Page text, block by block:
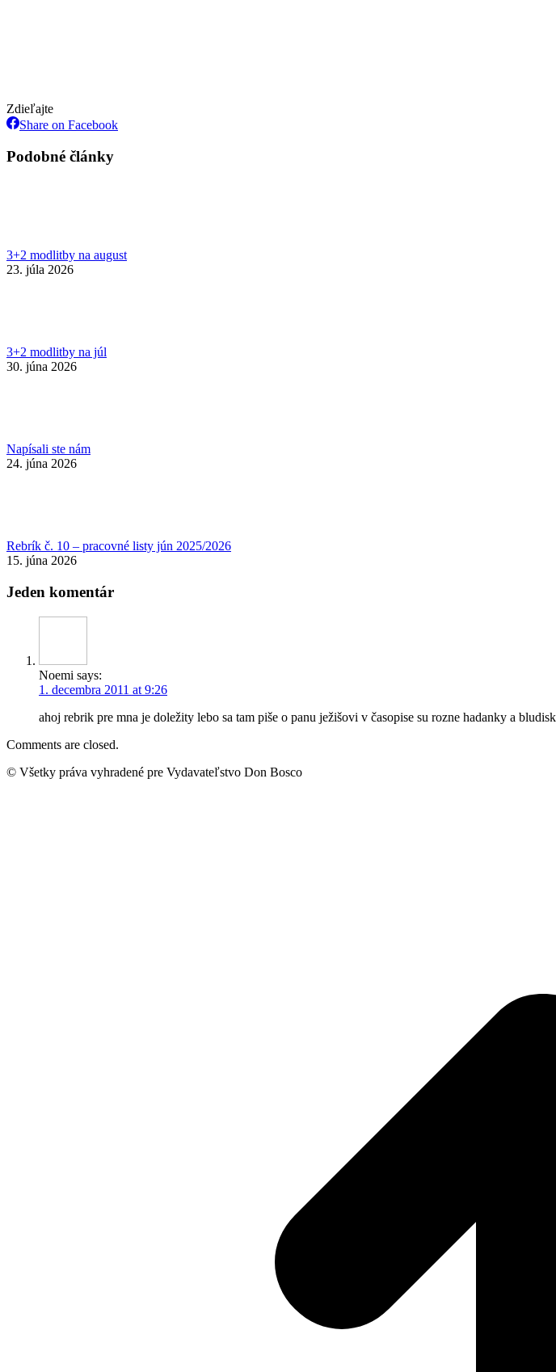
Zdieľajte
Share on FacebookShare
Podobné články
3+2 modlitby na august
23. júla 2026
3+2 modlitby na júl
30. júna 2026
Napísali ste nám
24. júna 2026
Rebrík č. 10 – pracovné listy jún 2025/2026
15. júna 2026
Jeden komentár
Noemi says:
1. decembra 2011 at 9:26
ahoj rebrik pre mna je doležity lebo sa tam piše o panu ježišovi v časopise su rozne hadanky a
Comments are closed.
© Všetky práva vyhradené pre Vydavateľstvo Don Bosco